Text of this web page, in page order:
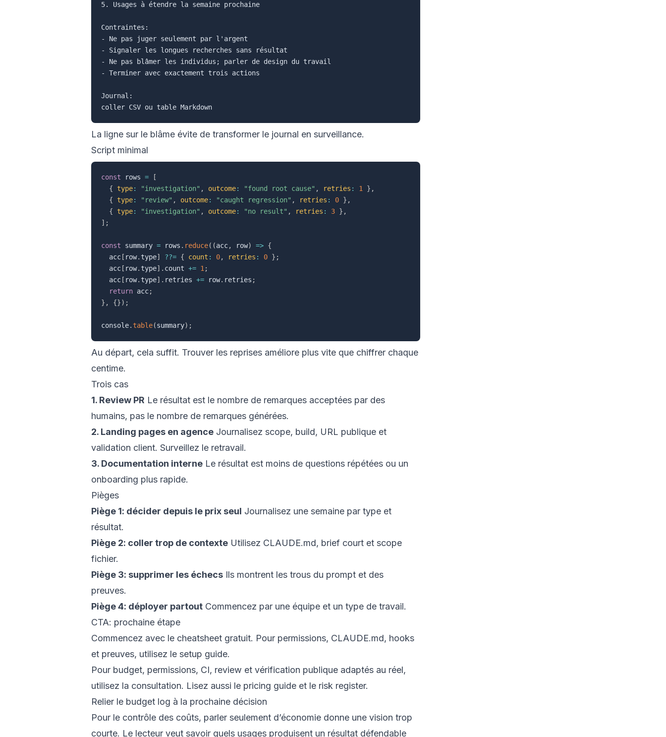
5. Usages à étendre la semaine prochaine
Contraintes:
- Ne pas juger seulement par l'argent
- Signaler les longues recherches sans résultat
- Ne pas blâmer les individus; parler de design du travail
- Terminer avec exactement trois actions
Journal:
La ligne sur le blâme évite de transformer le journal en surveillance.
Script minimal
const rows =
[
{ type: "investigation" , outcome: "found root cause" , retries : 1 } ,
{ type: "review" , outcome: "caught regression" , retries : 0 } ,
{ type: "investigation" , outcome: "no result" , retries : 3 } ,
] ;
const summary = rows . reduce( (acc, row) => {
  acc
[ row. type] ??= { count : 0, retries : 0 } ;
  acc
[ row. type] . count += 1 ;
  acc
[ row. type] . retries += row. retries ;
return acc;
} , {}) ;
console. table(summary) ;
Au départ, cela suffit. Trouver les reprises améliore plus vite que chiffrer chaque
centime.
Trois cas
1. Review PR Le résultat est le nombre de remarques acceptées par des
humains, pas le nombre de remarques générées.
2. Landing pages en agence Journalisez scope, build, URL publique et
validation client. Surveillez le retravail.
3. Documentation interne Le résultat est moins de questions répétées ou un
onboarding plus rapide.
Pièges
Piège 1: décider depuis le prix seul Journalisez une semaine par type et
résultat.
Piège 2: coller trop de contexte Utilisez CLAUDE.md, brief court et scope
fichier.
Piège 3: supprimer les échecs Ils montrent les trous du prompt et des
preuves.
Piège 4: déployer partout Commencez par une équipe et un type de travail.
CTA: prochaine étape
Commencez avec le cheatsheet gratuit. Pour permissions, CLAUDE.md, hooks
et preuves, utilisez le setup guide.
Pour budget, permissions, CI, review et vérification publique adaptés au réel,
utilisez la consultation. Lisez aussi le pricing guide et le risk register.
Relier le budget log à la prochaine décision
Pour le contrôle des coûts, parler seulement d’économie donne une vision trop
courte. Le lecteur veut savoir quels usages produisent un résultat défendable